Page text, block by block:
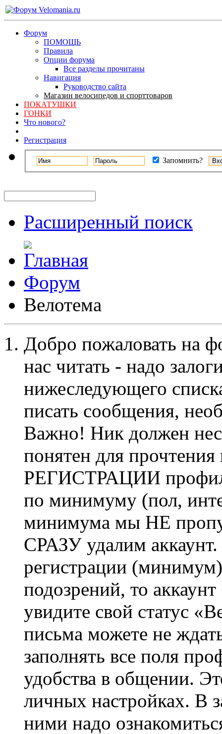
Форум
ПОМОЩЬ
Правила
Опции форума
Все разделы прочитаны
Навигация
Руководство сайта
Магазин велосипедов и спорттоваров
ПОКАТУШКИ
ГОНКИ
Что нового?
Регистрация
Запомнить?
Расширенный поиск
Форум
Велотема
Добро пожаловать на
нас читать - надо
нижеследующего
писать сообщения,
Важно! Ник должен
понятен для
РЕГИСТРАЦИИ профиль
по минимуму (пол,
минимума мы НЕ
СРАЗУ удалим
регистрации
подозрений, то
увидите свой статус
письма можете не
заполнять все поля
удобства в общении.
личных настройках. В
ними надо